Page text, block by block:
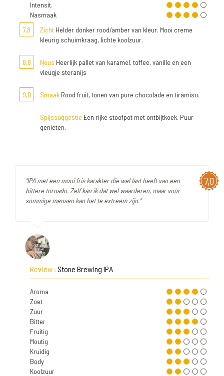
Intensit.
Nasmaak
7,8
Zicht Helder donker rood/amber van kleur. Mooi creme
kleurig schuimkraag, lichte koolzuur.
8,8 Neus Heerlijk pallet van karamel, toffee, vanille en een
vleugje steranijs
9,0 Smaak Rood fruit, tonen van pure chocolade en tiramisu.
Spijssuggestie Een rijke stoofpot met ontbijtkoek. Puur
genieten.
7,0
"IPA met een mooi fris karakter die wel last heeft van een
bittere tornado. Zelf kan ik dat wel waarderen, maar voor
sommige mensen kan het te extreem zijn."
Review : Stone Brewing IPA
Aroma
Zoet
Zuur
Bitter
Fruitig
Moutig
Kruidig
Body
Koolzuur